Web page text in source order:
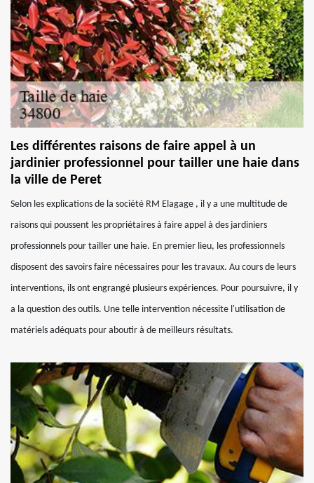
Les différentes raisons de faire appel à un
jardinier professionnel pour tailler une haie dans
la ville de Peret
Selon les explications de la société RM Elagage , il y a une multitude de
raisons qui poussent les propriétaires à faire appel à des jardiniers
professionnels pour tailler une haie. En premier lieu, les professionnels
disposent des savoirs faire nécessaires pour les travaux. Au cours de leurs
interventions, ils ont engrangé plusieurs expériences. Pour poursuivre, il y
a la question des outils. Une telle intervention nécessite l'utilisation de
matériels adéquats pour aboutir à de meilleurs résultats.